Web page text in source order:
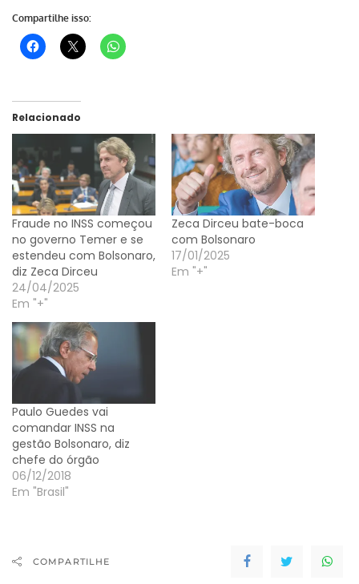
Compartilhe isso:
Relacionado
Fraude no INSS começou
no governo Temer e se
estendeu com Bolsonaro,
diz Zeca Dirceu
24/04/2025
Em "+"
Zeca Dirceu bate-boca
com Bolsonaro
17/01/2025
Em "+"
Paulo Guedes vai
comandar INSS na
gestão Bolsonaro, diz
chefe do órgão
06/12/2018
Em "Brasil"
COMPARTILHE